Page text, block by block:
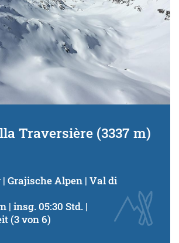
Traversière (3337 m)
Grajische Alpen | Val di
| insg. 05:30 Std. |
(3 von 6)